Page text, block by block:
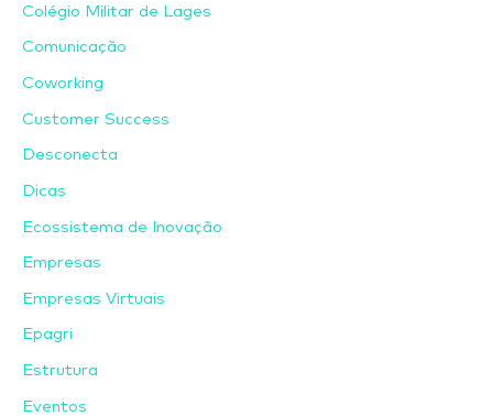
Colégio Militar de Lages
Comunicação
Coworking
Customer Success
Desconecta
Dicas
Ecossistema de Inovação
Empresas
Empresas Virtuais
Epagri
Estrutura
Eventos